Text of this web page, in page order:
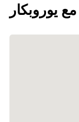
يوروبكار